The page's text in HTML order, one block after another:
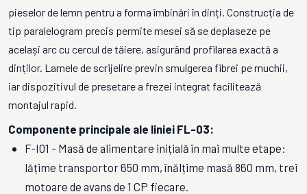
pieselor de lemn pentru a forma îmbinări în dinți. Construcția de
tip paralelogram precis permite mesei să se deplaseze pe
același arc cu cercul de tăiere, asigurând profilarea exactă a
dinților. Lamele de scrijelire previn smulgerea fibrei pe muchii,
iar dispozitivul de presetare a frezei integrat facilitează
montajul rapid.
Componente principale ale liniei FL-03:
F-I01 - Masă de alimentare inițială în mai multe etape:
lățime transportor 650 mm, înălțime masă 860 mm, trei
motoare de avans de 1 CP fiecare.